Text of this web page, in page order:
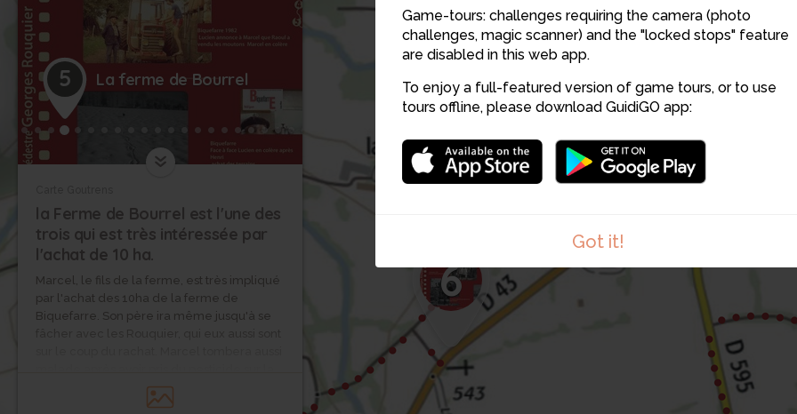
Game-tours: challenges requiring the camera (photo
challenges, magic scanner) and the "locked stops" feature
are disabled in this web app.
To enjoy a full-featured version of game tours, or to use
tours offline, please download GuidiGO app:
Got it!
6
7
5 La ferme de Bourrel
la Ferme de Bourrel est l'une des
trois qui est très intéressée par
l'achat de 10 ha.
Marcel, le fils de la ferme, est très impliqué
par l'achat des 10ha de la ferme de
Biquefarre. Son père ira même jusqu'à se
tête, ce qui permettra à Georges Rouquier
de faire dire ce qu'il pense de cette